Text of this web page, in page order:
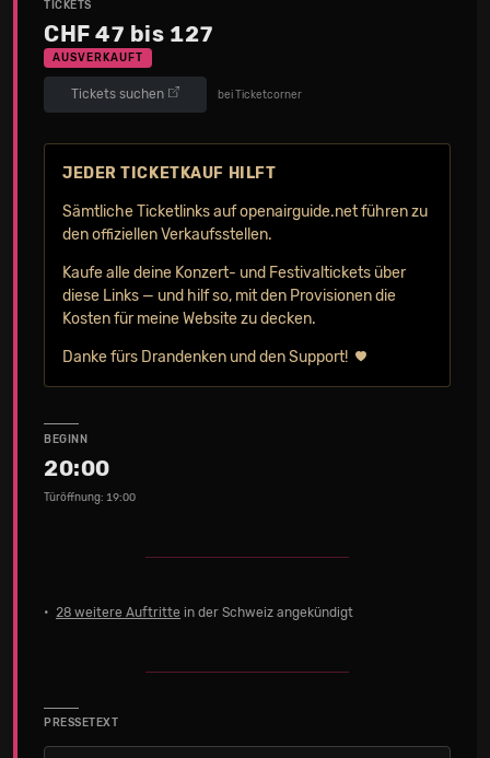
TICKETS
CHF 47 bis 127
AUSVERKAUFT
Tickets suchen bei Ticketcorner
JEDER TICKETKAUF HILFT
Sämtliche Ticketlinks auf openairguide.net führen zu
den offiziellen Verkaufs­stellen.
Kaufe alle deine Konzert- und Festival­tickets über
diese Links — und hilf so, mit den Provisionen die
Kosten für meine Website zu decken.
Danke fürs Drandenken und den Support!
BEGINN
20:00
Türöffnung: 19:00
• 28 weitere Auftritte in der Schweiz angekündigt
PRESSETEXT